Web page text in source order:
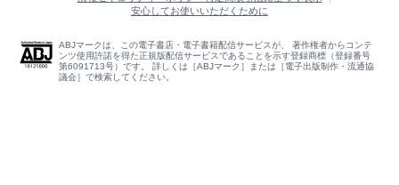
安心してお使いいただくために
ABJマークは、この電子書店・電子書籍配信サービスが、 著作権者からコンテ
ンツ使用許諾を得た正規版配信サービスであることを示す登録商標（登録番号
第6091713号）です。 詳しくは［ABJマーク］または［電子出版制作・流通協
議会］で検索してください。